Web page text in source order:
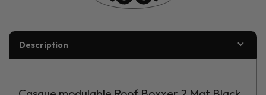
Description